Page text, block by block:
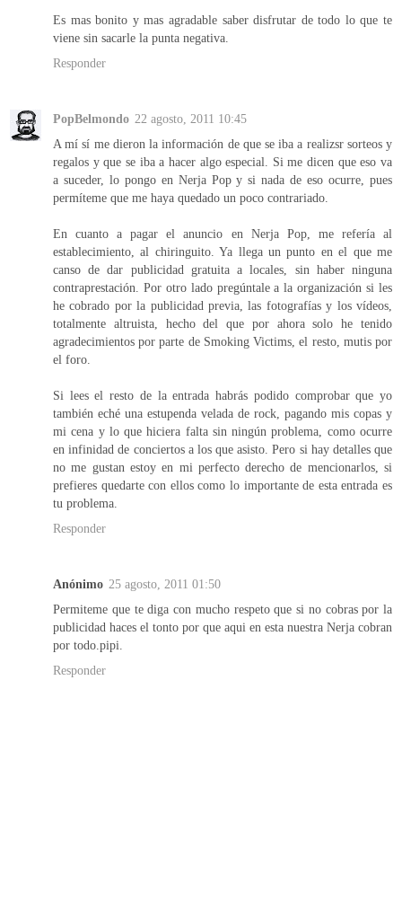
Es mas bonito y mas agradable saber disfrutar de todo lo que te
viene sin sacarle la punta negativa.
Responder
PopBelmondo 22 agosto, 2011 10:45
A mí sí me dieron la información de que se iba a realizsr sorteos y
regalos y que se iba a hacer algo especial. Si me dicen que eso va
a suceder, lo pongo en Nerja Pop y si nada de eso ocurre, pues
permíteme que me haya quedado un poco contrariado.
En cuanto a pagar el anuncio en Nerja Pop, me refería al
establecimiento, al chiringuito. Ya llega un punto en el que me
canso de dar publicidad gratuita a locales, sin haber ninguna
contraprestación. Por otro lado pregúntale a la organización si les
he cobrado por la publicidad previa, las fotografías y los vídeos,
totalmente altruista, hecho del que por ahora solo he tenido
agradecimientos por parte de Smoking Victims, el resto, mutis por
el foro.
Si lees el resto de la entrada habrás podido comprobar que yo
también eché una estupenda velada de rock, pagando mis copas y
mi cena y lo que hiciera falta sin ningún problema, como ocurre
en infinidad de conciertos a los que asisto. Pero si hay detalles que
no me gustan estoy en mi perfecto derecho de mencionarlos, si
prefieres quedarte con ellos como lo importante de esta entrada es
tu problema.
Responder
Anónimo 25 agosto, 2011 01:50
Permiteme que te diga con mucho respeto que si no cobras por la
publicidad haces el tonto por que aqui en esta nuestra Nerja cobran
por todo.pipi.
Responder